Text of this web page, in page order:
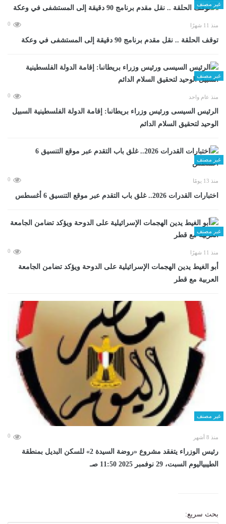
غير مصنف
منذ 11 شهرًا 0
توقف الحلقة .. نقل مقدم برنامج 90 دقيقة إلى المستشفى في وعكة
غير مصنف
منذ عام واحد 0
الرئيس السيسى ورئيس وزراء بريطانىا: إقامة الدولة الفلسطينية السبيل
الوحيد لتحقيق السلام الدائم
غير مصنف
منذ 13 يومًا 0
اختبارات القدرات 2026.. غلق باب التقدم عبر موقع التنسيق 6 أغسطس
غير مصنف
منذ 11 شهرًا 0
أبو الغيط يدين الهجمات الإسرائيلية على الدوحة ويؤكد تضامن الجامعة
العربية مع قطر
غير مصنف
منذ 8 أشهر 0
رئيس الوزراء يتفقد مشروع «روضة السيدة 2» للسكن البديل بمنطقة
الطيبياليوم السبت، 29 نوفمبر 2025 11:50 صـ
بحث سريع: